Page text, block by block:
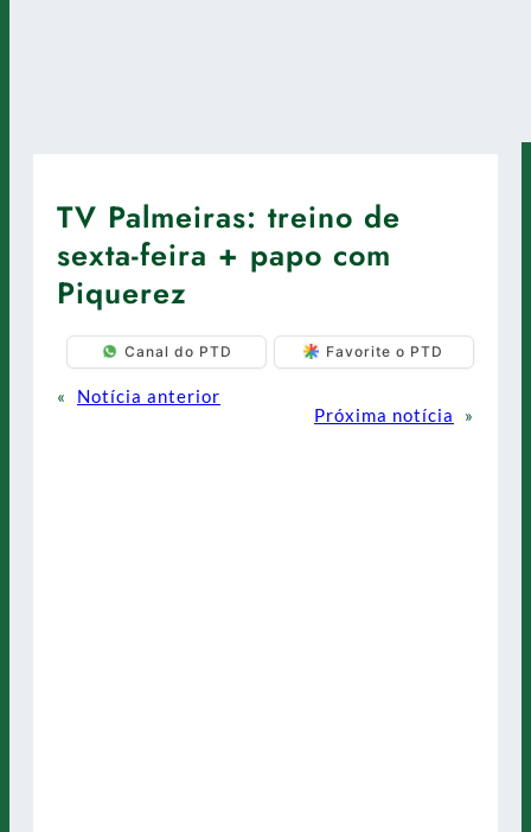
TV Palmeiras: treino de
sexta-feira + papo com
Piquerez
Canal do PTD Favorite o PTD
«
Notícia anterior
Próxima notícia
»